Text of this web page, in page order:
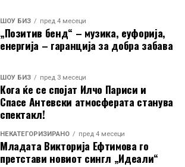
ШОУ БИЗ пред 4 месеци
„Позитив бенд“ – музика, еуфорија,
енергија – гаранција за добра забава
ШОУ БИЗ пред 3 месеци
Кога ќе се спојат Илчо Париси и
Спасе Антевски атмосферата станува
спектакл!
НЕКАТЕГОРИЗИРАНО пред 4 месеци
Младата Викторија Ефтимова го
претстави новиот сингл „Идеали“